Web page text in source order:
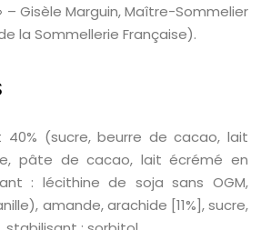
Gisèle Marguin, Maître-Sommelier
de la Sommellerie Française).
(sucre, beurre de cacao, lait
pâte de cacao, lait écrémé en
: lécithine de soja sans OGM,
amande, arachide [11%], sucre,